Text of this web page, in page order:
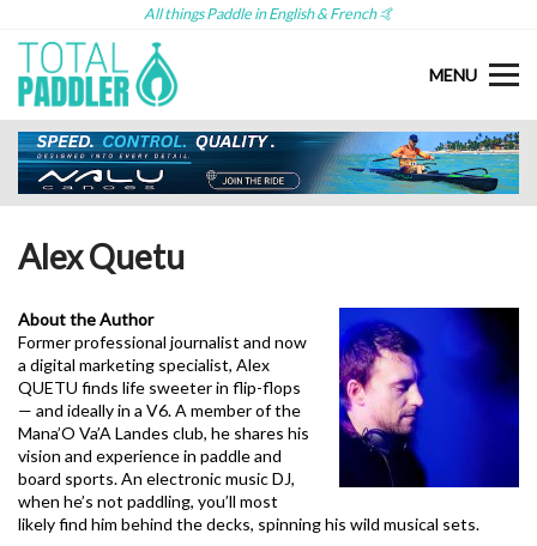
All things Paddle in English & French 🤙
MENU
Alex Quetu
About the Author
Former professional journalist and now
a digital marketing specialist, Alex
QUETU finds life sweeter in flip-flops
— and ideally in a V6. A member of the
Mana’O Va’A Landes club, he shares his
vision and experience in paddle and
board sports. An electronic music DJ,
when he’s not paddling, you’ll most
likely find him behind the decks, spinning his wild musical sets.